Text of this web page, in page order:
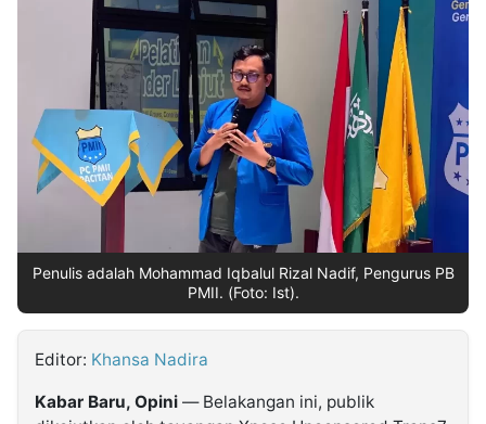
NTB
Time
Jogja
Rakyat
News
Notice
Baru
Seedbacklink
Follow
Kabarbaru
Penulis adalah Mohammad Iqbalul Rizal Nadif, Pengurus PB
PMII. (Foto: Ist).
Editor: Khansa Nadira
Kabar Baru, Opini — Belakangan ini, publik